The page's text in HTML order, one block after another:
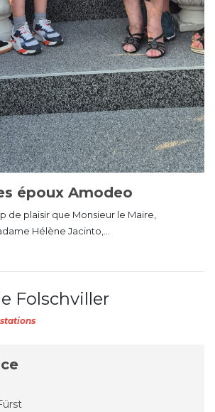
époux Amodeo
de plaisir que Monsieur le Maire,
Hélène Jacinto,...
Folschviller